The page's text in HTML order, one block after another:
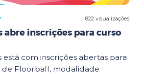
822 visualizações
abre inscrições para curso
está com inscrições abertas para
Floorball, modalidade